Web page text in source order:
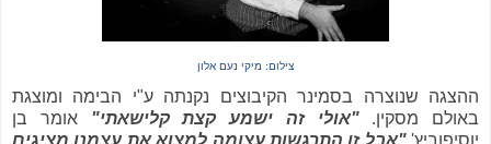
צילום: מיקי נעם אלון
ההצגה שנוצרה בסמינר הקיבוצים נקנתה ע"י הבימה ומוצגת
באולם מסקין."אולי זה ישמע קצת קלישאתי" אומר בן